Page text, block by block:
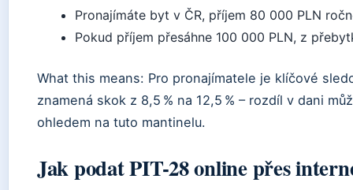
Pronajímáte byt v ČR, příjem 80 000 PLN
Pokud příjem přesáhne 100 000 PLN, z
What this means: Pro pronajímatele je klíčové
znamená skok z 8,5 % na 12,5 % – rozdíl v dani
ohledem na tuto mantinelu.
Jak podat PIT-28 online přes